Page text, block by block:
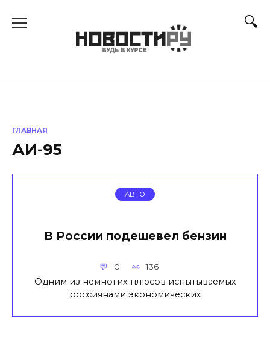
ГЛАВНАЯ
АИ-95
АВТО
В России подешевел бензин
0 136
Одним из немногих плюсов испытываемых
россиянами экономических